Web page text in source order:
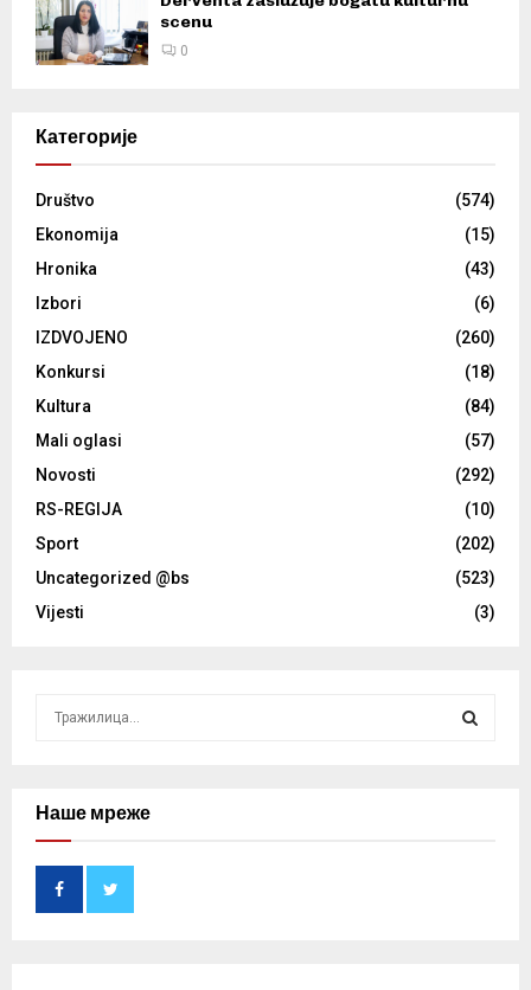
scenu
0
Категорије
Društvo
(574)
Ekonomija
(15)
Hronika
(43)
Izbori
(6)
IZDVOJENO
(260)
Konkursi
(18)
Kultura
(84)
Mali oglasi
(57)
Novosti
(292)
RS-REGIJA
(10)
Sport
(202)
Uncategorized @bs
(523)
Vijesti
(3)
cНаше мреже